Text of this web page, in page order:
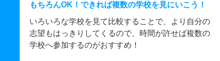
もちろんOK！できれば複数の学校を見にいこう！
いろいろな学校を見て比較することで、より自分の
志望もはっきりしてくるので、時間が許せば複数の
学校へ参加するのがおすすめ！